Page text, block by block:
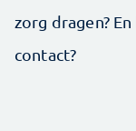
zorg dragen?
contact?